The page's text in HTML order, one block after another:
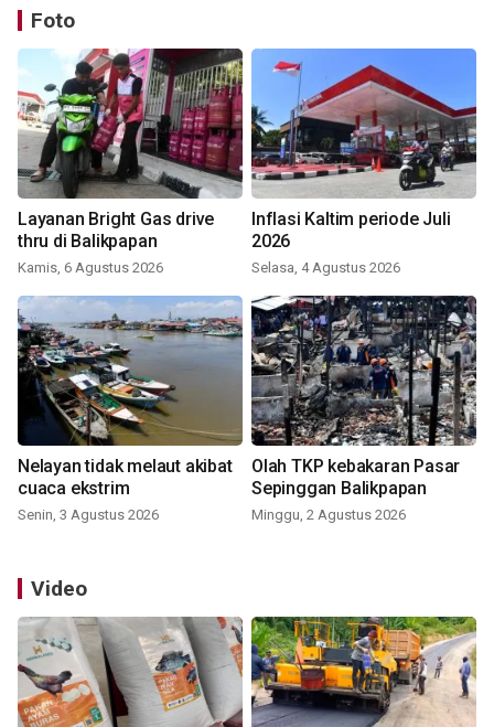
Foto
Layanan Bright Gas drive
thru di Balikpapan
Kamis, 6 Agustus 2026
Inflasi Kaltim periode Juli
2026
Selasa, 4 Agustus 2026
Nelayan tidak melaut akibat
cuaca ekstrim
Senin, 3 Agustus 2026
Olah TKP kebakaran Pasar
Sepinggan Balikpapan
Minggu, 2 Agustus 2026
Video